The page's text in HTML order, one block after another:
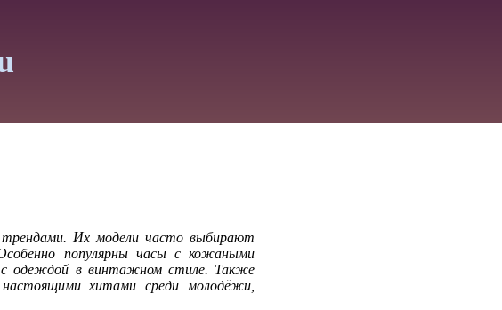
трендами. Их модели часто выбирают
популярны часы с кожаными
одеждой в винтажном стиле. Также
хитами среди молодёжи,